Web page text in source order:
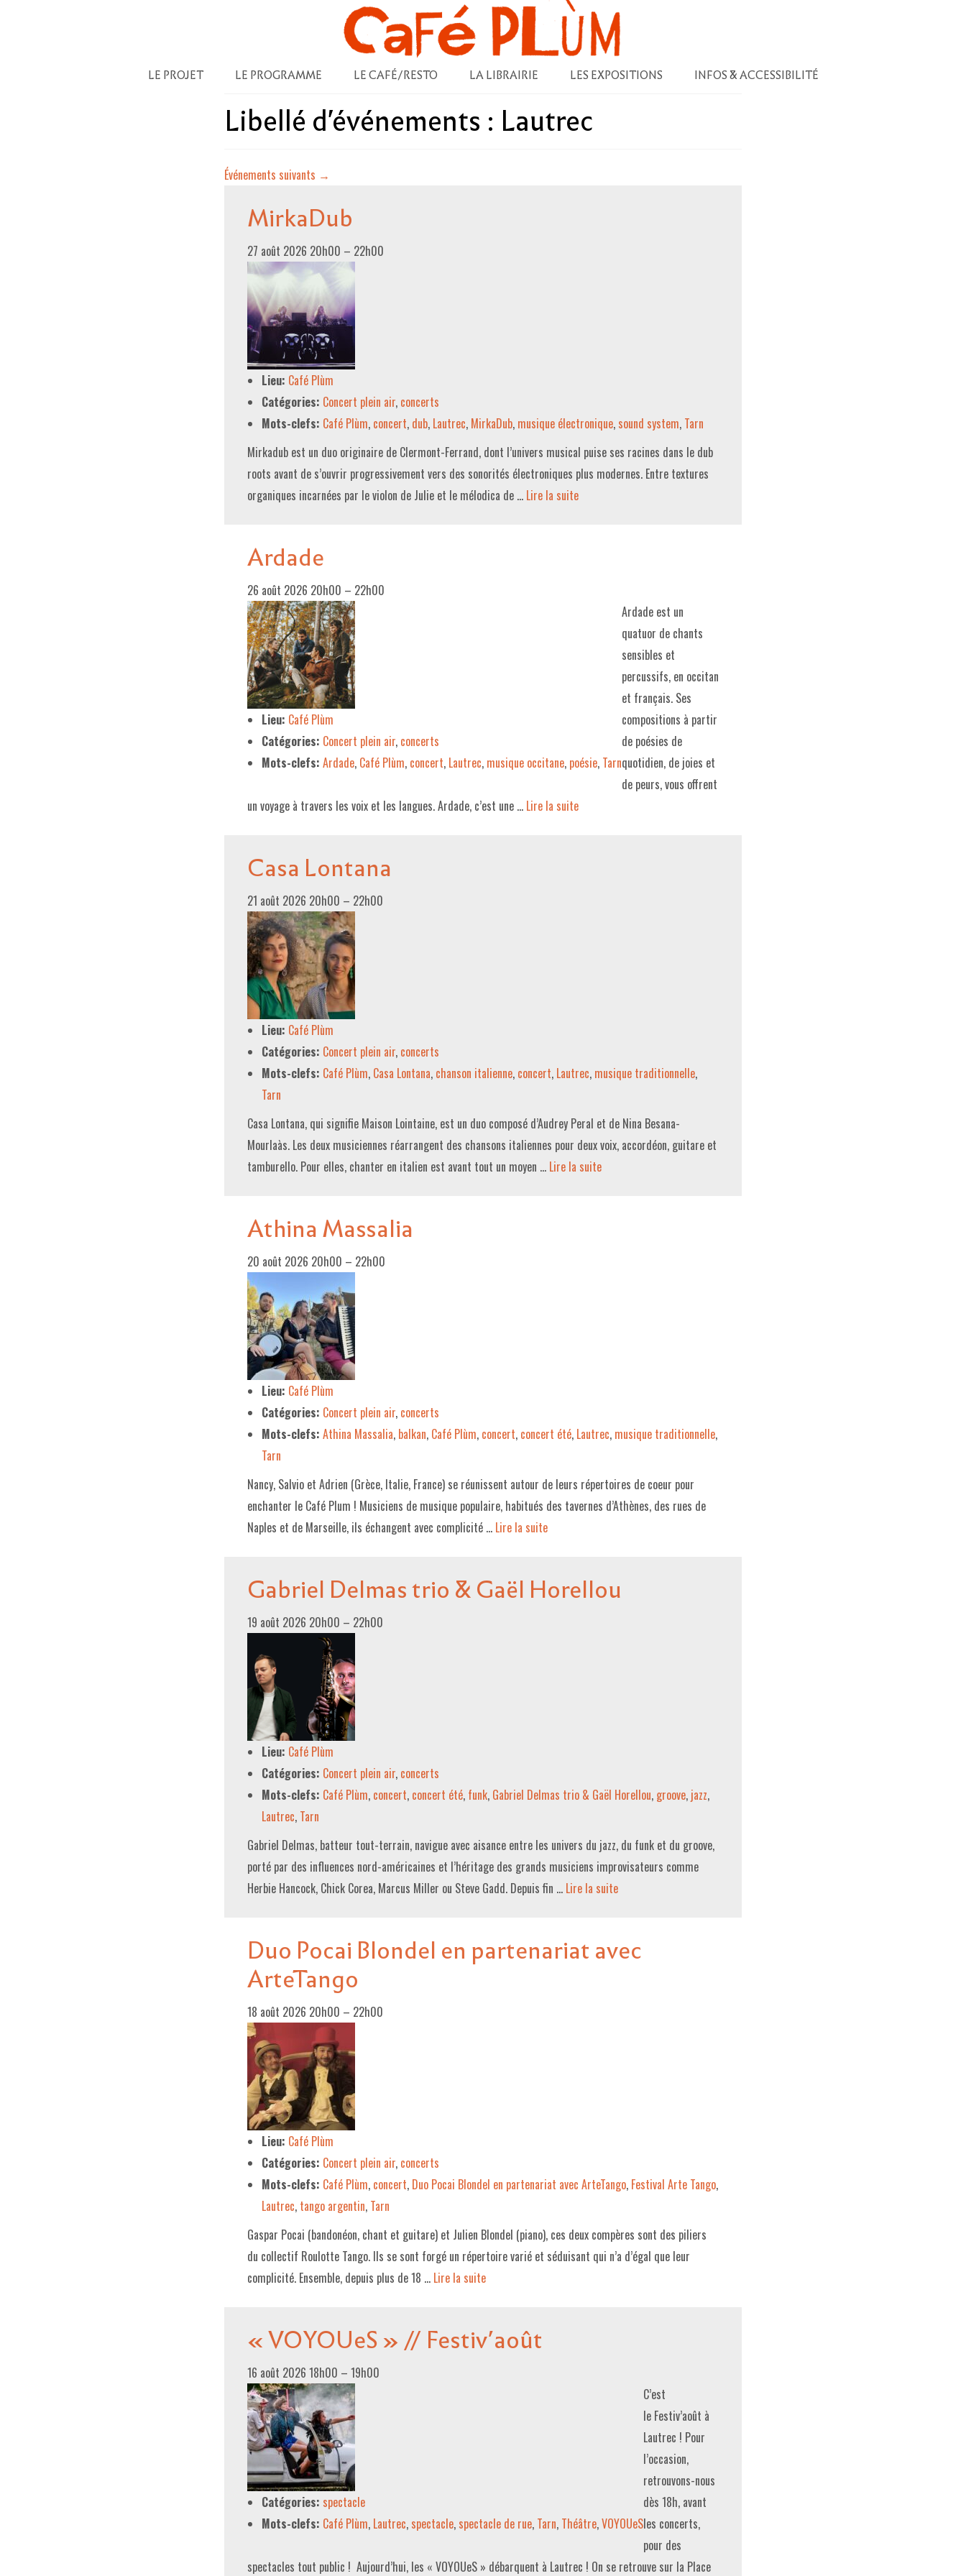
LE PROJET LE PROGRAMME LE CAFÉ/RESTO LA LIBRAIRIE LES EXPOSITIONS INFOS & ACCESSIBILITÉ
Libellé d'événements : Lautrec
Événements suivants →
MirkaDub
27 août 2026 20h00 – 22h00
Lieu: Café Plùm
Catégories: Concert plein air, concerts
Mots-clefs: Café Plùm, concert, dub, Lautrec, MirkaDub, musique électronique, sound system, Tarn
Mirkadub est un duo originaire de Clermont-Ferrand, dont l’univers musical puise ses racines dans le dub
roots avant de s’ouvrir progressivement vers des sonorités électroniques plus modernes. Entre textures
organiques incarnées par le violon de Julie et le mélodica de … Lire la suite­­
Ardade
26 août 2026 20h00 – 22h00
Lieu: Café Plùm
Catégories: Concert plein air, concerts
Mots-clefs: Ardade, Café Plùm, concert, Lautrec, musique occitane, poésie, Tarn
Ardade est un
quatuor de chants
sensibles et
percussifs, en occitan
et français. Ses
compositions à partir
de poésies de
quotidien, de joies et
de peurs, vous offrent
un voyage à travers les voix et les langues. Ardade, c’est une … Lire la suite­­
Casa Lontana
21 août 2026 20h00 – 22h00
Lieu: Café Plùm
Catégories: Concert plein air, concerts
Mots-clefs: Café Plùm, Casa Lontana, chanson italienne, concert, Lautrec, musique traditionnelle,
Tarn
Casa Lontana, qui signifie Maison Lointaine, est un duo composé d’Audrey Peral et de Nina Besana-
Mourlaàs. Les deux musiciennes réarrangent des chansons italiennes pour deux voix, accordéon, guitare et
tamburello. Pour elles, chanter en italien est avant tout un moyen … Lire la suite­­
Athina Massalia
20 août 2026 20h00 – 22h00
Lieu: Café Plùm
Catégories: Concert plein air, concerts
Mots-clefs: Athina Massalia, balkan, Café Plùm, concert, concert été, Lautrec, musique traditionnelle,
Tarn
Nancy, Salvio et Adrien (Grèce, Italie, France) se réunissent autour de leurs répertoires de coeur pour
enchanter le Café Plum ! Musiciens de musique populaire, habitués des tavernes d’Athènes, des rues de
Naples et de Marseille, ils échangent avec complicité … Lire la suite­­
Gabriel Delmas trio & Gaël Horellou
19 août 2026 20h00 – 22h00
Lieu: Café Plùm
Catégories: Concert plein air, concerts
Mots-clefs: Café Plùm, concert, concert été, funk, Gabriel Delmas trio & Gaël Horellou, groove, jazz,
Lautrec, Tarn
Gabriel Delmas, batteur tout-terrain, navigue avec aisance entre les univers du jazz, du funk et du groove,
porté par des influences nord-américaines et l’héritage des grands musiciens improvisateurs comme
Herbie Hancock, Chick Corea, Marcus Miller ou Steve Gadd. Depuis fin … Lire la suite­­
Duo Pocai Blondel en partenariat avec
ArteTango
18 août 2026 20h00 – 22h00
Lieu: Café Plùm
Catégories: Concert plein air, concerts
Mots-clefs: Café Plùm, concert, Duo Pocai Blondel en partenariat avec ArteTango, Festival Arte Tango,
Lautrec, tango argentin, Tarn
Gaspar Pocai (bandonéon, chant et guitare) et Julien Blondel (piano), ces deux compères sont des piliers
du collectif Roulotte Tango. Ils se sont forgé un répertoire varié et séduisant qui n’a d’égal que leur
complicité. Ensemble, depuis plus de 18 … Lire la suite­­
« VOYOUeS » // Festiv’août
16 août 2026 18h00 – 19h00
Catégories: spectacle
Mots-clefs: Café Plùm, Lautrec, spectacle, spectacle de rue, Tarn, Théâtre,VOYOUeS
C’est
le Festiv’août à
Lautrec ! Pour
l’occasion,
retrouvons-nous
dès 18h, avant
les concerts,
pour des
spectacles tout public ! Aujourd’hui, les « VOYOUeS » débarquent à Lautrec ! On se retrouve sur la Place